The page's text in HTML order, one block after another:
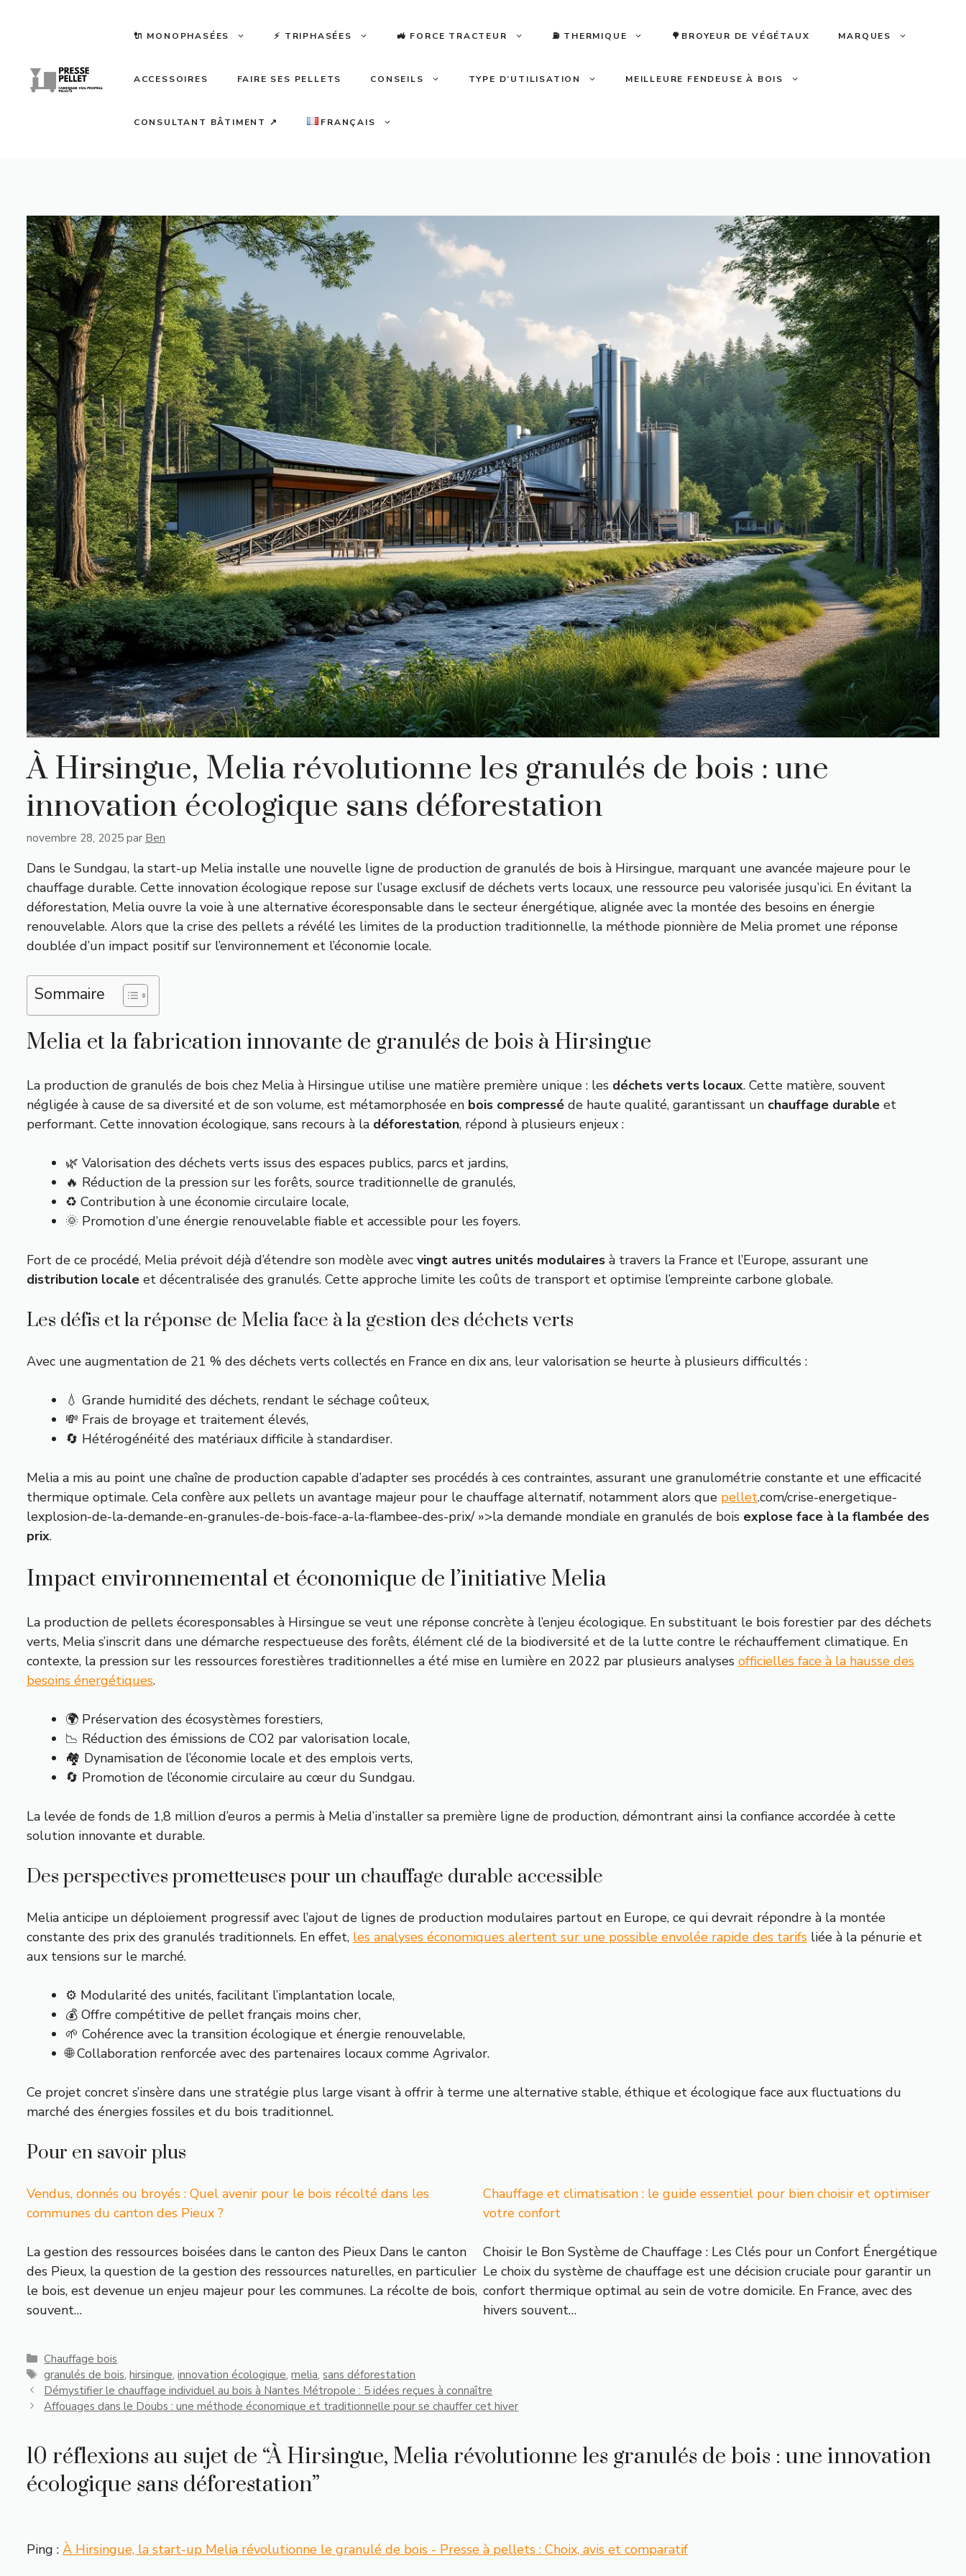
🔌 MONOPHASÉES ⚡️ TRIPHASÉES 🚜 FORCE TRACTEUR ⛽️ THERMIQUE 🌳BROYEUR DE VÉGÉTAUX MARQUES
ACCESSOIRES FAIRE SES PELLETS CONSEILS TYPE D’UTILISATION MEILLEURE FENDEUSE À BOIS
CONSULTANT BÂTIMENT ↗ FRANÇAIS
À Hirsingue, Melia révolutionne les granulés de bois : une
innovation écologique sans déforestation
novembre 28, 2025 par Ben
Dans le Sundgau, la start-up Melia installe une nouvelle ligne de production de granulés de bois à Hirsingue, marquant une avancée majeure pour le
chauffage durable. Cette innovation écologique repose sur l’usage exclusif de déchets verts locaux, une ressource peu valorisée jusqu’ici. En évitant la
déforestation, Melia ouvre la voie à une alternative écoresponsable dans le secteur énergétique, alignée avec la montée des besoins en énergie
renouvelable. Alors que la crise des pellets a révélé les limites de la production traditionnelle, la méthode pionnière de Melia promet une réponse
doublée d’un impact positif sur l’environnement et l’économie locale.
Sommaire
Melia et la fabrication innovante de granulés de bois à Hirsingue
La production de granulés de bois chez Melia à Hirsingue utilise une matière première unique : les déchets verts locaux. Cette matière, souvent
négligée à cause de sa diversité et de son volume, est métamorphosée en bois compressé de haute qualité, garantissant un chauffage durable et
performant. Cette innovation écologique, sans recours à la déforestation, répond à plusieurs enjeux :
🌿 Valorisation des déchets verts issus des espaces publics, parcs et jardins,
🔥 Réduction de la pression sur les forêts, source traditionnelle de granulés,
♻️ Contribution à une économie circulaire locale,
🌞 Promotion d’une énergie renouvelable fiable et accessible pour les foyers.
Fort de ce procédé, Melia prévoit déjà d’étendre son modèle avec vingt autres unités modulaires à travers la France et l’Europe, assurant une
distribution locale et décentralisée des granulés. Cette approche limite les coûts de transport et optimise l’empreinte carbone globale.
Les défis et la réponse de Melia face à la gestion des déchets verts
Avec une augmentation de 21 % des déchets verts collectés en France en dix ans, leur valorisation se heurte à plusieurs difficultés :
💧 Grande humidité des déchets, rendant le séchage coûteux,
💸 Frais de broyage et traitement élevés,
🔄 Hétérogénéité des matériaux difficile à standardiser.
Melia a mis au point une chaîne de production capable d’adapter ses procédés à ces contraintes, assurant une granulométrie constante et une efficacité
thermique optimale. Cela confère aux pellets un avantage majeur pour le chauffage alternatif, notamment alors que pellet.com/crise-energetique-
lexplosion-de-la-demande-en-granules-de-bois-face-a-la-flambee-des-prix/ »>la demande mondiale en granulés de bois explose face à la flambée des
prix.
Impact environnemental et économique de l’initiative Melia
La production de pellets écoresponsables à Hirsingue se veut une réponse concrète à l’enjeu écologique. En substituant le bois forestier par des déchets
verts, Melia s’inscrit dans une démarche respectueuse des forêts, élément clé de la biodiversité et de la lutte contre le réchauffement climatique. En
contexte, la pression sur les ressources forestières traditionnelles a été mise en lumière en 2022 par plusieurs analyses officielles face à la hausse des
besoins énergétiques.
🌍 Préservation des écosystèmes forestiers,
📉 Réduction des émissions de CO2 par valorisation locale,
🏘️ Dynamisation de l’économie locale et des emplois verts,
🔄 Promotion de l’économie circulaire au cœur du Sundgau.
La levée de fonds de 1,8 million d’euros a permis à Melia d’installer sa première ligne de production, démontrant ainsi la confiance accordée à cette
solution innovante et durable.
Des perspectives prometteuses pour un chauffage durable accessible
Melia anticipe un déploiement progressif avec l’ajout de lignes de production modulaires partout en Europe, ce qui devrait répondre à la montée
constante des prix des granulés traditionnels. En effet, les analyses économiques alertent sur une possible envolée rapide des tarifs liée à la pénurie et
aux tensions sur le marché.
⚙️ Modularité des unités, facilitant l’implantation locale,
💰 Offre compétitive de pellet français moins cher,
🌱 Cohérence avec la transition écologique et énergie renouvelable,
🌐 Collaboration renforcée avec des partenaires locaux comme Agrivalor.
Ce projet concret s’insère dans une stratégie plus large visant à offrir à terme une alternative stable, éthique et écologique face aux fluctuations du
marché des énergies fossiles et du bois traditionnel.
Pour en savoir plus
Vendus, donnés ou broyés : Quel avenir pour le bois récolté dans les
communes du canton des Pieux ?
La gestion des ressources boisées dans le canton des Pieux Dans le canton
des Pieux, la question de la gestion des ressources naturelles, en particulier
le bois, est devenue un enjeu majeur pour les communes. La récolte de bois,
souvent…
Chauffage et climatisation : le guide essentiel pour bien choisir et optimiser
votre confort
Choisir le Bon Système de Chauffage : Les Clés pour un Confort Énergétique
Le choix du système de chauffage est une décision cruciale pour garantir un
confort thermique optimal au sein de votre domicile. En France, avec des
hivers souvent…
Catégories
Chauffage bois
Étiquettes
granulés de bois,hirsingue,innovation écologique,melia,sans déforestation
Démystifier le chauffage individuel au bois à Nantes Métropole : 5 idées reçues à connaître
Affouages dans le Doubs : une méthode économique et traditionnelle pour se chauffer cet hiver
10 réflexions au sujet de “À Hirsingue, Melia révolutionne les granulés de bois : une innovation
écologique sans déforestation”
Ping : À Hirsingue, la start-up Melia révolutionne le granulé de bois - Presse à pellets : Choix, avis et comparatif